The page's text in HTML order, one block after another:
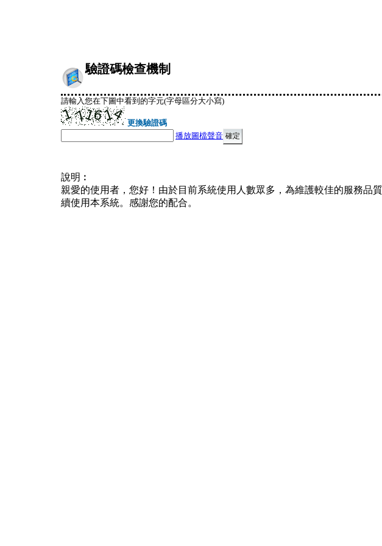
驗證碼檢查機制
請輸入您在下圖中看到的字元(字母區分大小寫)
更換驗證碼
播放圖檔聲音
說明︰
親愛的使用者，您好！由於目前系統使用人數眾多，為維護較佳的服務品
續使用本系統。感謝您的配合。